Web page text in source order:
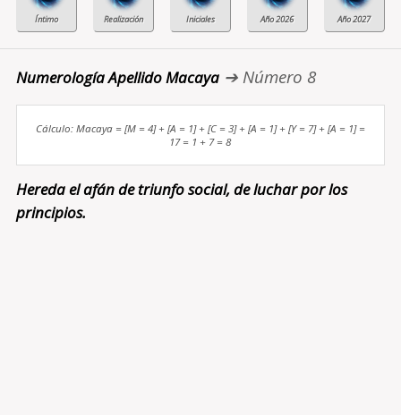
Numerología Apellido Macaya➔ Número 8
Cálculo: Macaya = [M = 4] + [A = 1] + [C = 3] + [A = 1] + [Y = 7] + [A = 1] =
17 = 1 + 7 = 8
Hereda el afán de triunfo social, de luchar por los
principios.